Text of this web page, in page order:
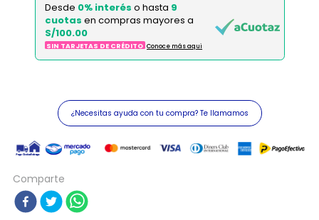
Desde 0% interés o hasta 9
cuotas en compras mayores a
S/100.00
SIN TARJETAS DE CRÉDITO Conoce más aqui
¿Necesitas ayuda con tu compra? Te llamamos
Comparte